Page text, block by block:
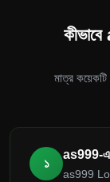
মাত্র
১
as999-এ
as999